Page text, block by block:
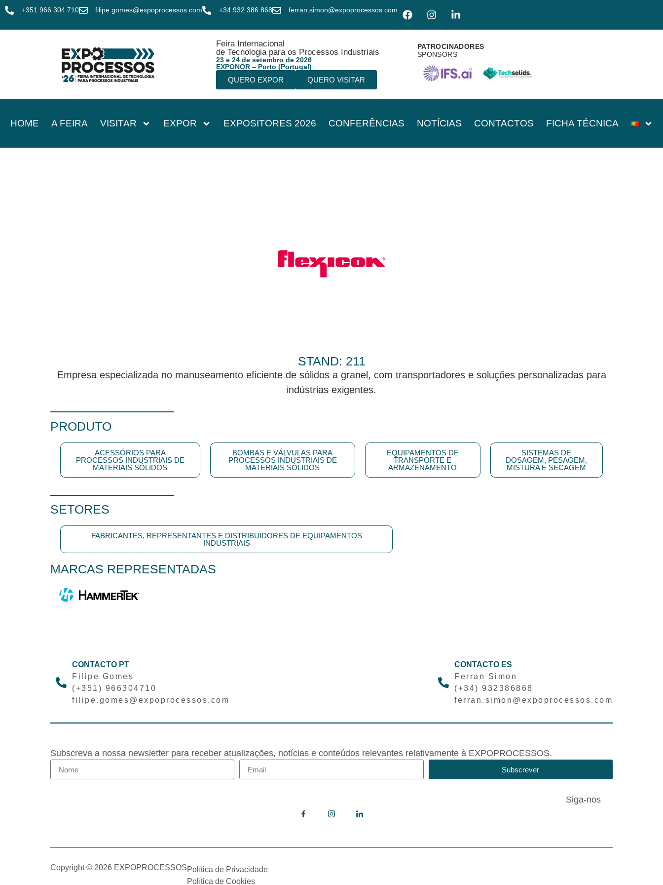
+351 966 304 710 filipe.gomes@expoprocessos.com +34 932 386 868 ferran.simon@expoprocessos.com
Feira Internacional
de Tecnologia para os Processos Industriais
23 e 24 de setembro de 2026
EXPONOR – Porto (Portugal)
QUERO EXPOR QUERO VISITAR
PATROCINADORES
SPONSORS
HOME A FEIRA VISITAR EXPOR EXPOSITORES 2026 CONFERÊNCIAS NOTÍCIAS CONTACTOS FICHA TÉCNICA
STAND: 211
Empresa especializada no manuseamento eficiente de sólidos a granel, com transportadores e soluções personalizadas para
indústrias exigentes.
PRODUTO
ACESSÓRIOS PARA
PROCESSOS INDUSTRIAIS DE
MATERIAIS SÓLIDOS
BOMBAS E VÁLVULAS PARA
PROCESSOS INDUSTRIAIS DE
MATERIAIS SÓLIDOS
EQUIPAMENTOS DE
TRANSPORTE E
ARMAZENAMENTO
SISTEMAS DE
DOSAGEM, PESAGEM,
MISTURA E SECAGEM
SETORES
FABRICANTES, REPRESENTANTES E DISTRIBUIDORES DE EQUIPAMENTOS
INDUSTRIAIS
MARCAS REPRESENTADAS
CONTACTO PT
Filipe Gomes
(+351) 966304710
filipe.gomes@expoprocessos.com
CONTACTO ES
Ferran Simon
(+34) 932386868
ferran.simon@expoprocessos.com
Subscreva a nossa newsletter para receber atualizações, notícias e conteúdos relevantes relativamente à EXPOPROCESSOS.
Subscrever
Siga-nos
Copyright © 2026 EXPOPROCESSOSPolítica de Privacidade
Política de Cookies